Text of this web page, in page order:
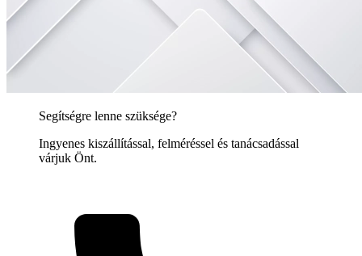
Segítségre lenne szüksége?
Ingyenes kiszállítással, felméréssel és tanácsadással
várjuk Önt.